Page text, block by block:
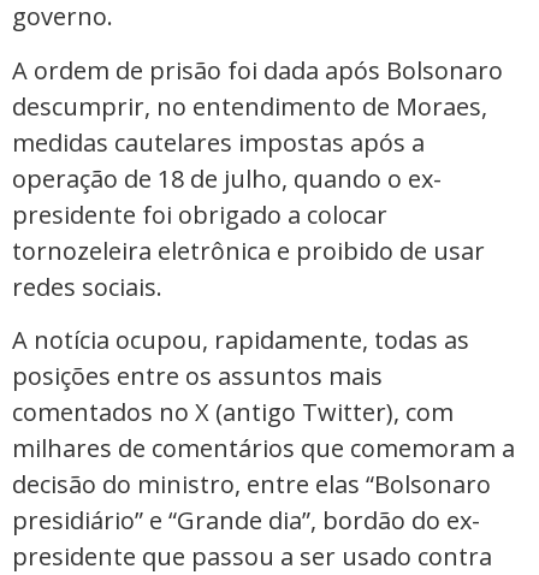
governo.
A ordem de prisão foi dada após Bolsonaro
descumprir, no entendimento de Moraes,
medidas cautelares impostas após a
operação de 18 de julho, quando o ex-
presidente foi obrigado a colocar
tornozeleira eletrônica e proibido de usar
redes sociais.
A notícia ocupou, rapidamente, todas as
posições entre os assuntos mais
comentados no X (antigo Twitter), com
milhares de comentários que comemoram a
decisão do ministro, entre elas “Bolsonaro
presidiário” e “Grande dia”, bordão do ex-
presidente que passou a ser usado contra